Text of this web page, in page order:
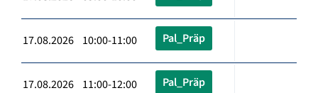
17.08.2026 10:00-11:00 Pal_Präp
17.08.2026 11:00-12:00 Pal_Präp